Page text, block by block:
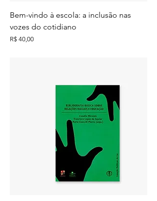
Bem-vindo à escola: a inclusão nas
vozes do cotidiano
Preço
R$ 40,00